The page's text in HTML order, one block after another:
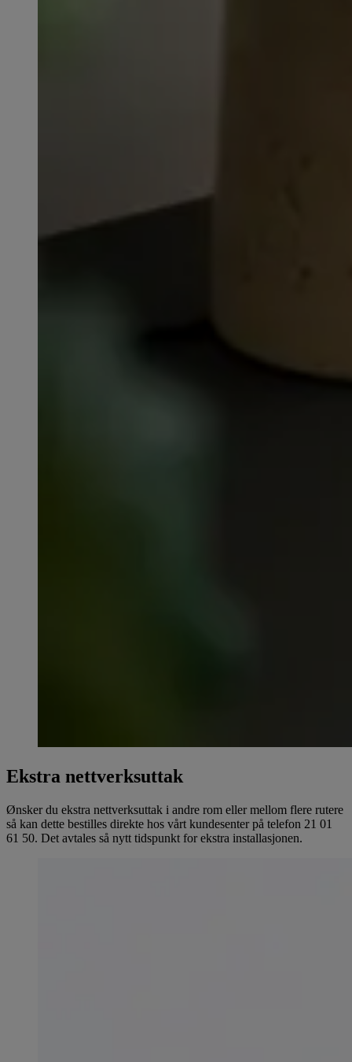
Ekstra nettverksuttak
Ønsker du ekstra nettverksuttak i andre rom eller mellom flere rutere
så kan dette bestilles direkte hos vårt kundesenter på telefon 21 01
61 50. Det avtales så nytt tidspunkt for ekstra installasjonen.